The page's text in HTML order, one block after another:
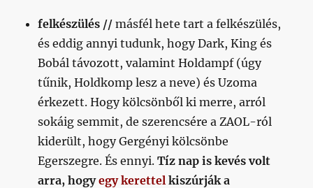
felkészülés //másfél hete tart a felkészülés,
és eddig annyi tudunk, hogy Dark, King és
Bobál távozott, valamint Holdampf (úgy
tűnik, Holdkomp lesz a neve) és Uzoma
érkezett. Hogy kölcsönből ki merre, arról
sokáig semmit, de szerencsére a ZAOL-ról
kiderült, hogy Gergényi kölcsönbe
Egerszegre. És ennyi.Tíz nap is kevés volt
arra, hogyegy kerettel kiszúrják a